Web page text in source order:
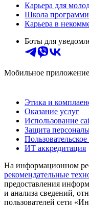
Карьера для
Школа
Карьера в
Боты для
Мобильное приложение
Этика и
Оказание услуг
Использование
Защита
ИТ аккредитация
На информационном
рекомендательные
предоставления
и анализа сведений,
пользователей сети